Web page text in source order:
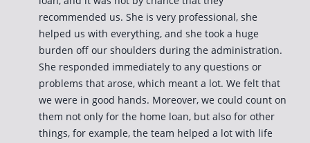
recommended us. She is very professional, she
helped us with everything, and she took a huge
burden off our shoulders during the administration.
She responded immediately to any questions or
problems that arose, which meant a lot. We felt that
we were in good hands. Moreover, we could count on
them not only for the home loan, but also for other
things, for example, the team helped a lot with life